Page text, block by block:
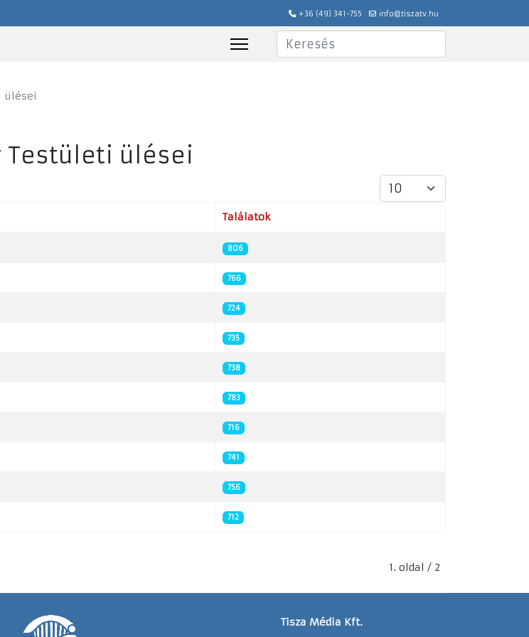
+36 (49) 341-755 info@tiszatv.hu
Keresés
ülései
Testületi ülései
Tételek #
Találatok
806
766
724
735
738
783
716
741
756
712
1. oldal / 2
Tisza Média Kft.